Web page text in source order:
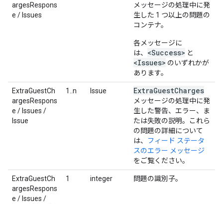
argesRespons
e / Issues
メッセージの処理中に発
生した 1 つ以上の問題の
コンテナ。
各メッセージに
は、 <Success> と
<Issues> のいずれかが
あります。
ExtraGuestCh
argesRespons
e / Issues /
Issue
1..n Issue ExtraGuestCharges
メッセージの処理中に発
生した警告、エラー、ま
たは失敗の説明。これら
の問題の詳細について
は、
フィード ステータ
スのエラー メッセージ
をご覧ください。
ExtraGuestCh
argesRespons
e / Issues /
1 integer 問題の識別子。